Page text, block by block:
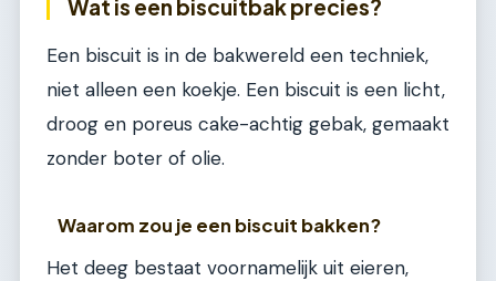
Wat is een biscuitbak precies?
Een biscuit is in de bakwereld een techniek,
niet alleen een koekje. Een biscuit is een licht,
droog en poreus cake-achtig gebak, gemaakt
zonder boter of olie.
Waarom zou je een biscuit bakken?
Het deeg bestaat voornamelijk uit eieren,